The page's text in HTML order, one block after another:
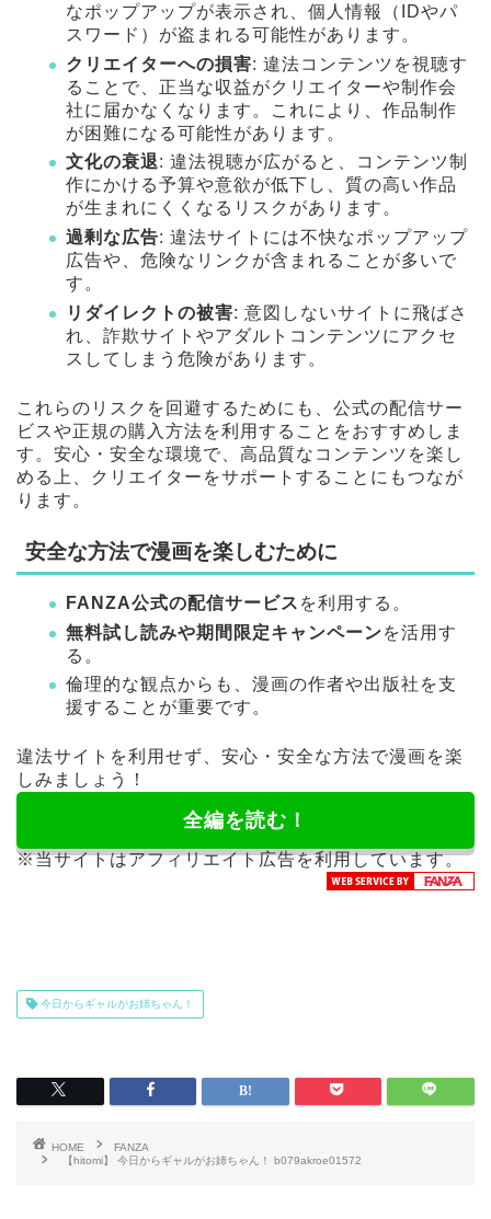
なポップアップが表示され、個人情報（IDやパ
スワード）が盗まれる可能性があります。
クリエイターへの損害: 違法コンテンツを視聴す
ることで、正当な収益がクリエイターや制作会
社に届かなくなります。これにより、作品制作
が困難になる可能性があります。
文化の衰退: 違法視聴が広がると、コンテンツ制
作にかける予算や意欲が低下し、質の高い作品
が生まれにくくなるリスクがあります。
過剰な広告: 違法サイトには不快なポップアップ
広告や、危険なリンクが含まれることが多いで
す。
リダイレクトの被害: 意図しないサイトに飛ばさ
れ、詐欺サイトやアダルトコンテンツにアクセ
スしてしまう危険があります。
これらのリスクを回避するためにも、公式の配信サー
ビスや正規の購入方法を利用することをおすすめしま
す。安心・安全な環境で、高品質なコンテンツを楽し
める上、クリエイターをサポートすることにもつなが
ります。
安全な方法で漫画を楽しむために
FANZA公式の配信サービス を利用する。
無料試し読みや期間限定キャンペーンを活用す
る。
倫理的な観点からも、漫画の作者や出版社を支
援することが重要です。
違法サイトを利用せず、安心・安全な方法で漫画を楽
しみましょう！
全編を読む！
※当サイトはアフィリエイト広告を利用しています。
今日からギャルがお姉ちゃん！
HOME
FANZA
【hitomi】 今日からギャルがお姉ちゃん！ b079akroe01572